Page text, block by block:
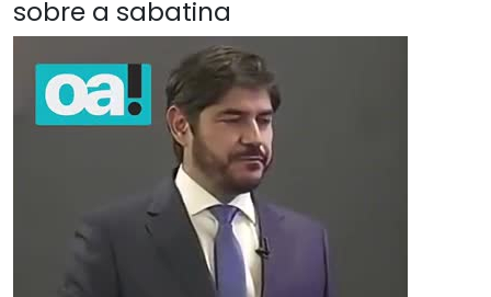
sobre a sabatina